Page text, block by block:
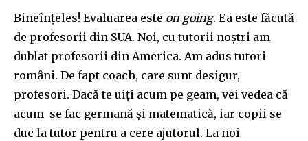
Bineînțeles! Evaluarea este on going. Ea este făcută
de profesorii din SUA. Noi, cu tutorii noștri am
dublat profesorii din America. Am adus tutori
români. De fapt coach, care sunt desigur,
profesori. Dacă te uiți acum pe geam, vei vedea că
acum se fac germană și matematică, iar copii se
duc la tutor pentru a cere ajutorul. La noi